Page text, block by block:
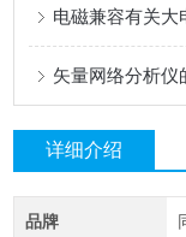
电磁兼容有关大
矢量网络分析仪
详细介绍
品牌